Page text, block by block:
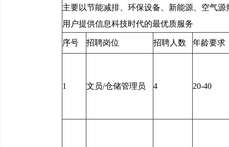
主要以节能减排、环保设备、新能源、空气
用户提供信息科技时代的最优质服务
序号 招聘岗位 招聘人数 年龄要求
1 文员/仓储管理员 4 20-40